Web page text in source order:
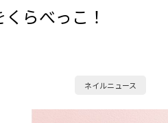
らべっこ！
ネイルニュース